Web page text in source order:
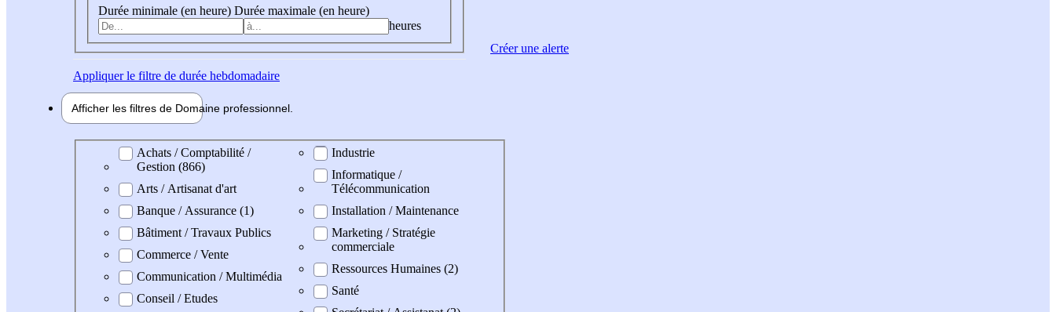
Durée minimale (en heure) Durée maximale (en heure)
heures
Appliquerle filtre de durée hebdomadaire
Afficher les filtres de Domaine professionnel
Domaine professionel
Achats / Comptabilité /
Gestion (866)
Arts / Artisanat d'art
Banque / Assurance (1)
Bâtiment / Travaux Publics
Commerce / Vente
Communication / Multimédia
Conseil / Etudes
Industrie
Informatique /
Télécommunication
Installation / Maintenance
Marketing / Stratégie
commerciale
Ressources Humaines (2)
Santé
Créer une alerte